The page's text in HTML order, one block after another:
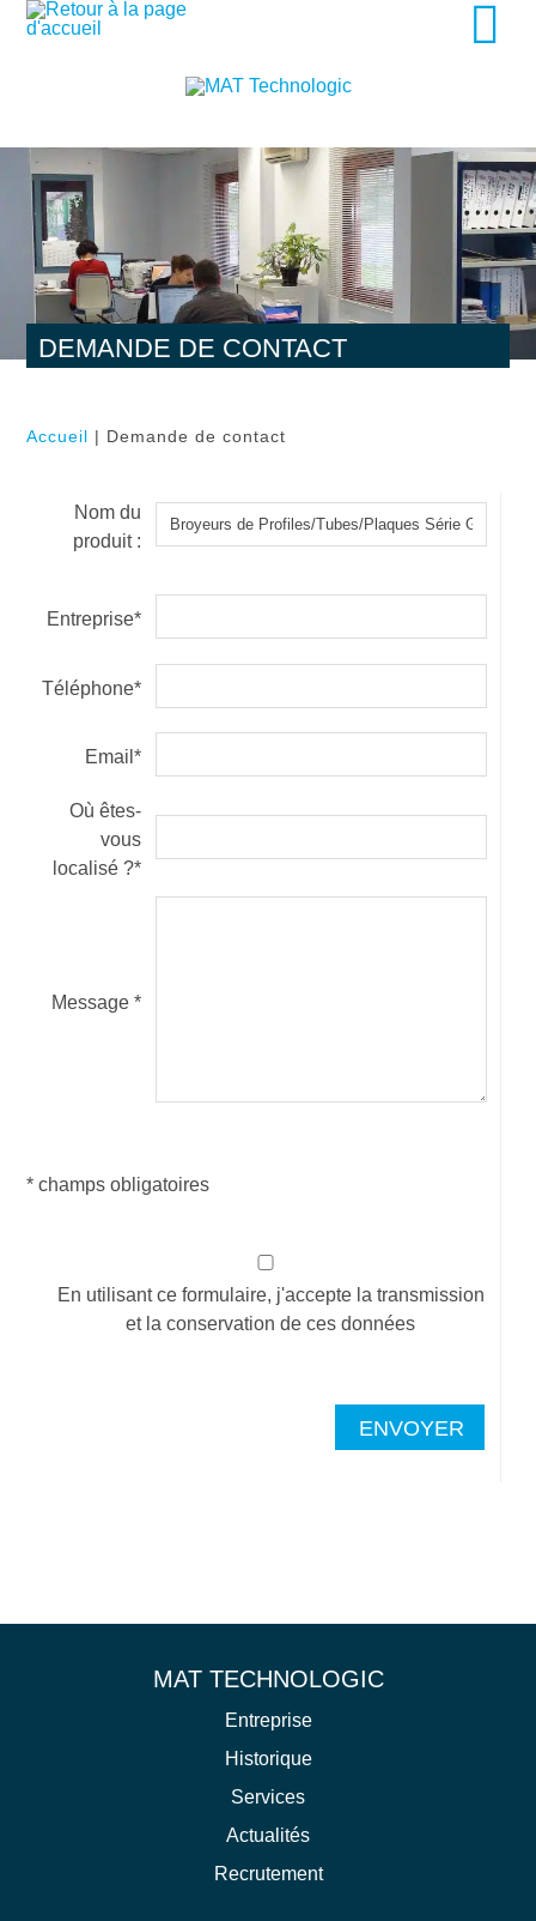
DEMANDE DE CONTACT
Accueil | Demande de contact
Nom du
produit :
Entreprise*
Téléphone*
Email*
Où êtes-
vous
localisé ?*
Message *
* champs obligatoires
En utilisant ce formulaire, j'accepte la transmission
et la conservation de ces données
MAT TECHNOLOGIC
Entreprise
Historique
Services
Actualités
Recrutement